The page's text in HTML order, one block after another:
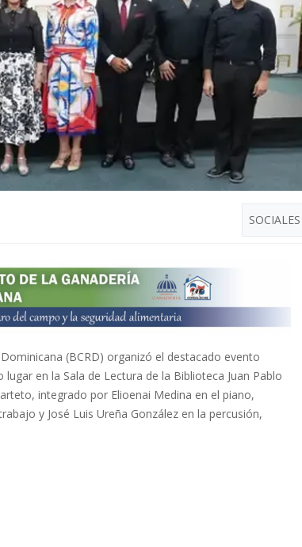
SOCIALES
(BCRD) organizó el destacado evento
en la Sala de Lectura de la Biblioteca Juan Pablo
integrado por Elioenai Medina en el piano,
y José Luis Ureña González en la percusión,